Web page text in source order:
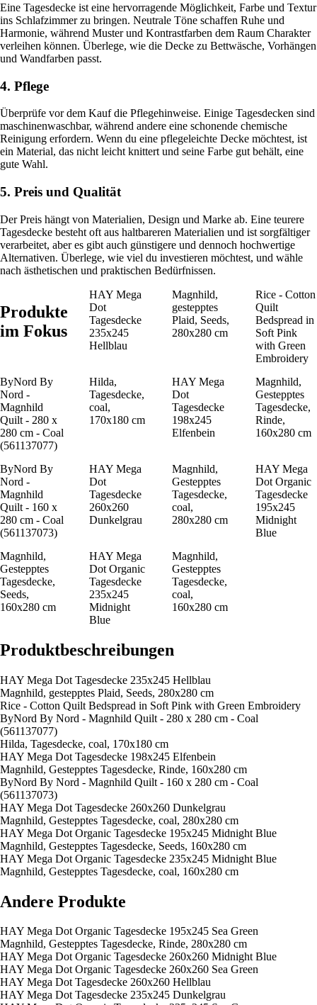
Eine Tagesdecke ist eine hervorragende Möglichkeit, Farbe und Textur
ins Schlafzimmer zu bringen. Neutrale Töne schaffen Ruhe und
Harmonie, während Muster und Kontrastfarben dem Raum Charakter
verleihen können. Überlege, wie die Decke zu Bettwäsche, Vorhängen
und Wandfarben passt.
4. Pflege
Überprüfe vor dem Kauf die Pflegehinweise. Einige Tagesdecken sind
maschinenwaschbar, während andere eine schonende chemische
Reinigung erfordern. Wenn du eine pflegeleichte Decke möchtest, ist
ein Material, das nicht leicht knittert und seine Farbe gut behält, eine
gute Wahl.
5. Preis und Qualität
Der Preis hängt von Materialien, Design und Marke ab. Eine teurere
Tagesdecke besteht oft aus haltbareren Materialien und ist sorgfältiger
verarbeitet, aber es gibt auch günstigere und dennoch hochwertige
Alternativen. Überlege, wie viel du investieren möchtest, und wähle
nach ästhetischen und praktischen Bedürfnissen.
Produkte
im Fokus
HAY Mega
Dot
Tagesdecke
235x245
Hellblau
Magnhild,
gestepptes
Plaid, Seeds,
280x280 cm
Rice - Cotton
Quilt
Bedspread in
Soft Pink
with Green
Embroidery
ByNord By
Nord -
Magnhild
Quilt - 280 x
280 cm - Coal
(561137077)
Hilda,
Tagesdecke,
coal,
170x180 cm
HAY Mega
Dot
Tagesdecke
198x245
Elfenbein
Magnhild,
Gestepptes
Tagesdecke,
Rinde,
160x280 cm
ByNord By
Nord -
Magnhild
Quilt - 160 x
280 cm - Coal
(561137073)
HAY Mega
Dot
Tagesdecke
260x260
Dunkelgrau
Magnhild,
Gestepptes
Tagesdecke,
coal,
280x280 cm
HAY Mega
Dot Organic
Tagesdecke
195x245
Midnight
Blue
Magnhild,
Gestepptes
Tagesdecke,
Seeds,
160x280 cm
HAY Mega
Dot Organic
Tagesdecke
235x245
Midnight
Blue
Magnhild,
Gestepptes
Tagesdecke,
coal,
160x280 cm
Produktbeschreibungen
HAY Mega Dot Tagesdecke 235x245 Hellblau
Magnhild, gestepptes Plaid, Seeds, 280x280 cm
Rice - Cotton Quilt Bedspread in Soft Pink with Green Embroidery
ByNord By Nord - Magnhild Quilt - 280 x 280 cm - Coal
(561137077)
Hilda, Tagesdecke, coal, 170x180 cm
HAY Mega Dot Tagesdecke 198x245 Elfenbein
Magnhild, Gestepptes Tagesdecke, Rinde, 160x280 cm
ByNord By Nord - Magnhild Quilt - 160 x 280 cm - Coal
(561137073)
HAY Mega Dot Tagesdecke 260x260 Dunkelgrau
Magnhild, Gestepptes Tagesdecke, coal, 280x280 cm
HAY Mega Dot Organic Tagesdecke 195x245 Midnight Blue
Magnhild, Gestepptes Tagesdecke, Seeds, 160x280 cm
HAY Mega Dot Organic Tagesdecke 235x245 Midnight Blue
Magnhild, Gestepptes Tagesdecke, coal, 160x280 cm
Andere Produkte
HAY Mega Dot Organic Tagesdecke 195x245 Sea Green
Magnhild, Gestepptes Tagesdecke, Rinde, 280x280 cm
HAY Mega Dot Organic Tagesdecke 260x260 Midnight Blue
HAY Mega Dot Organic Tagesdecke 260x260 Sea Green
HAY Mega Dot Tagesdecke 260x260 Hellblau
HAY Mega Dot Tagesdecke 235x245 Dunkelgrau